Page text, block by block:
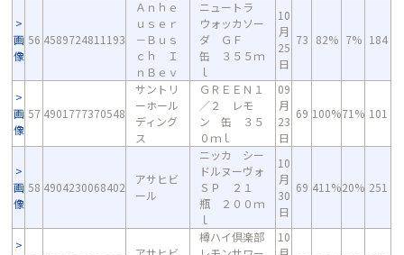
画
像
56 4589724811193
Ａｎｈｅ
ｕｓｅｒ
－Ｂｕｓ
ｃｈ Ｉ
ｎＢｅｖ
ニュートラ
ウォッカソー
ダ ＧＦ
缶 ３５５ｍ
ｌ
10
月
25
日
73 82% 7% 184
画
像
57 4901777370548
サントリ
ーホール
ディング
ス
ＧＲＥＥＮ１
／２ レモ
ン 缶 ３５
０ｍｌ
09
月
23
日
69 100%71% 101
画
像
58 4904230068402
アサヒビ
ール
ニッカ シー
ドルヌーヴォ
ＳＰ ２１
瓶 ２００ｍ
ｌ
10
月
30
日
69 411%20% 251
樽ハイ倶楽部
10